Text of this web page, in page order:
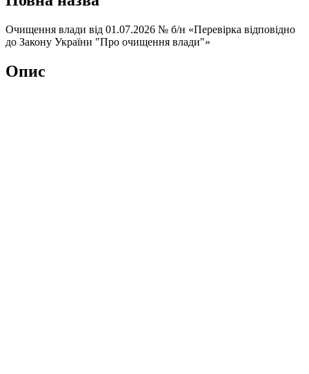
Очищення влади від 01.07.2026 № б/н «Перевірка відповідно
до Закону України "Про очищення влади"»
Опис